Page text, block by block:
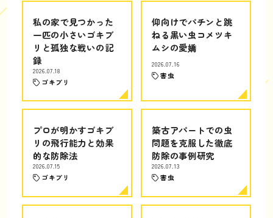
私の家で見つかった
一匹の小さいゴキブ
リと孤独な戦いの記
録
2026.07.18
ゴキブリ
仰向けでパチンと跳
ねる黒い虫コメツキ
ムシの愛嬌
2026.07.16
害虫
プロが明かすゴキブ
リの飛行能力と効果
的な防除法
2026.07.15
ゴキブリ
築古アパートでの虫
問題を克服した徹底
防除の事例研究
2026.07.13
害虫